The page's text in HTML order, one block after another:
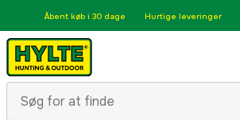
Åbent køb i 30 dage Hurtige leveringer